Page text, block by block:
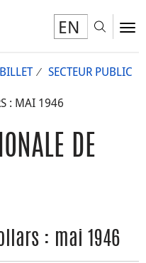
EN
BILLET
SECTEUR PUBLIC
: MAI 1946
DE
: mai 1946